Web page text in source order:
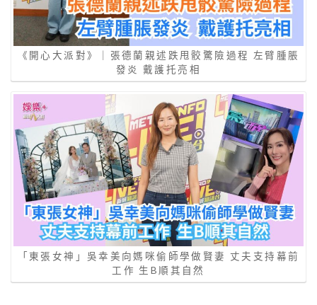
《開心大派對》｜張德蘭親述跌甩骹驚險過程 左臂腫脹
發炎 戴護托亮相
「東張女神」吳幸美向媽咪偷師學做賢妻 丈夫支持幕前
工作 生B順其自然